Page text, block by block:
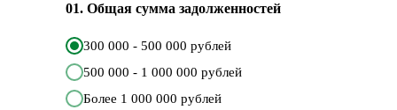
01. Общая сумма задолженностей
300 000 - 500 000 рублей
500 000 - 1 000 000 рублей
Более 1 000 000 рублей